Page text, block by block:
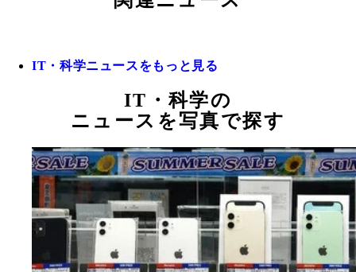
IT・科学ニュースをもっと見る
IT・科学の
ニュースを写真で探す